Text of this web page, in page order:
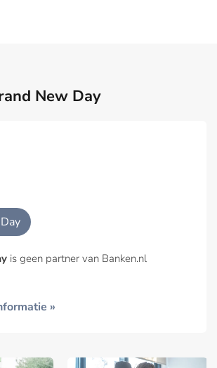
New Day
is geen partner van Banken.nl
»